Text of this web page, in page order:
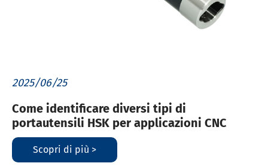
2025/06/25
Come identificare diversi tipi di
portautensili HSK per applicazioni CNC
Scopri di più >